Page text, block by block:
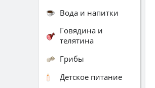
Вода и напитки
Говядина и
телятина
Грибы
Детское питание